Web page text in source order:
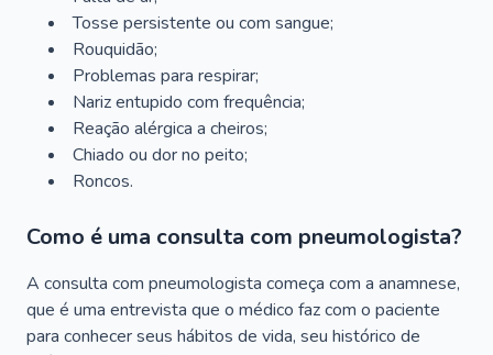
Tosse persistente ou com sangue;
Rouquidão;
Problemas para respirar;
Nariz entupido com frequência;
Reação alérgica a cheiros;
Chiado ou dor no peito;
Roncos.
Como é uma consulta com pneumologista?
A consulta com pneumologista começa com a anamnese,
que é uma entrevista que o médico faz com o paciente
para conhecer seus hábitos de vida, seu histórico de